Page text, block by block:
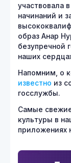
участвовала
начинаний и
образ Анар
безупречной
наших
Напомним, о
известно из
госслужбы.
Самые
культуры в
приложениях